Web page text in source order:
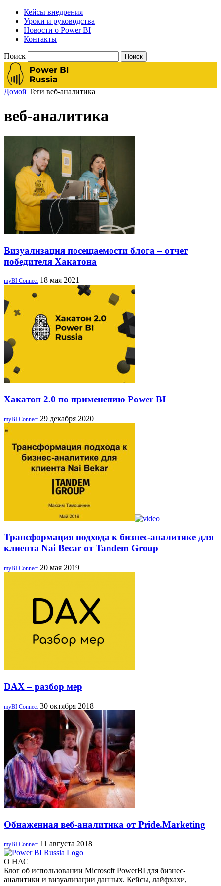
Кейсы внедрения
Уроки и руководства
Новости о Power BI
Контакты
Поиск
Домой Теги веб-аналитика
веб-аналитика
Визуализация посещаемости блога – отчет
победителя Хакатона
myBI Connect 18 мая 2021
Хакатон 2.0 по применению Power BI
myBI Connect 29 декабря 2020
Трансформация подхода к бизнес-аналитике для
клиента Nai Beсar от Tandem Group
myBI Connect 20 мая 2019
DAX – разбор мер
myBI Connect 30 октября 2018
Обнаженная веб-аналитика от Pride.Marketing
myBI Connect 11 августа 2018
О НАС
Блог об использовании Microsoft PowerBI для бизнес-
аналитики и визуализации данных. Кейсы, лайфхахи,